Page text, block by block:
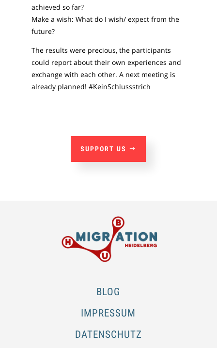
achieved so far?
Make a wish: What do I wish/ expect from the
future?
The results were precious, the participants
could report about their own experiences and
exchange with each other. A next meeting is
already planned! #KeinSchlussstrich
SUPPORT US
BLOG
IMPRESSUM
DATENSCHUTZ